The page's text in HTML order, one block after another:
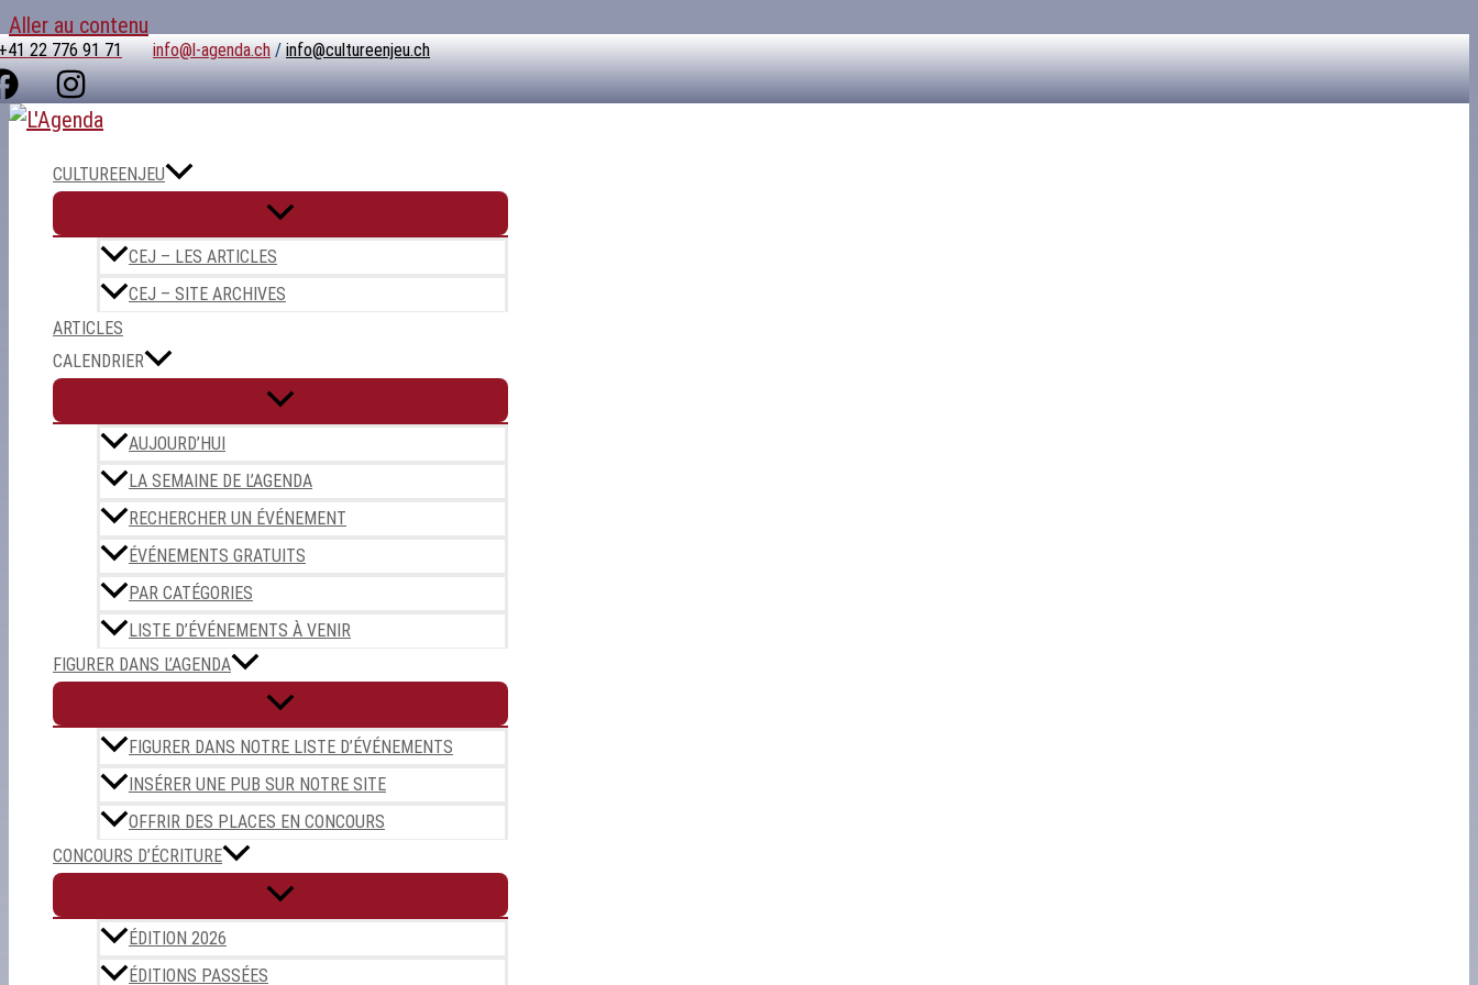
Aller au contenu
22 776 91 71 info@l-agenda.ch/info@cultureenjeu.ch
CULTUREENJEU
CEJ – LES ARTICLES
CEJ – SITE ARCHIVES
ARTICLES
CALENDRIER
AUJOURD’HUI
LA SEMAINE DE L’AGENDA
RECHERCHER UN ÉVÉNEMENT
ÉVÉNEMENTS GRATUITS
PAR CATÉGORIES
LISTE D’ÉVÉNEMENTS À VENIR
FIGURER DANS L’AGENDA
FIGURER DANS NOTRE LISTE D’ÉVÉNEMENTS
INSÉRER UNE PUB SUR NOTRE SITE
OFFRIR DES PLACES EN CONCOURS
CONCOURS D’ÉCRITURE
ÉDITION 2026
ÉDITIONS PASSÉES